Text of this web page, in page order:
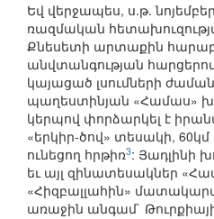
Եվ վերջապես, ս.թ.
ռազմական
Քնեսետի արտաքին
անվտանգության
կայացած լսումների
պաղեստինյան «Համաս»
կերպով փորձարկել է
«երկիր-ծով» տեսակի, 60կմ
ունեցող հրթիռ3: Յադլինի
եւ այլ զինատեսակներ
«Հիզբալլահին»
առաջին անգամ`